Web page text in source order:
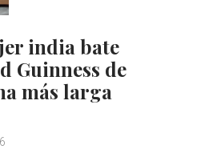
india bate
Guinness de
más larga